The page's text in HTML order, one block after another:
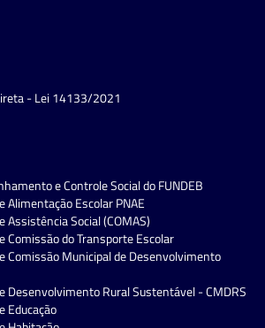
- Lei 14133/2021
e Controle Social do FUNDEB
Alimentação Escolar PNAE
Assistência Social (COMAS)
Comissão do Transporte Escolar
Comissão Municipal de Desenvolvimento
Desenvolvimento Rural Sustentável - CMDRS
Educação